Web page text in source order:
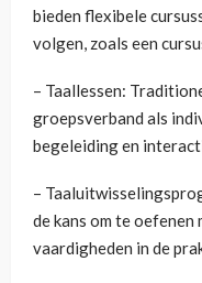
bieden flexibele
volgen, zoals een
– Taallessen:
groepsverband als
begeleiding en
–
de kans om te oefenen
vaardigheden in de